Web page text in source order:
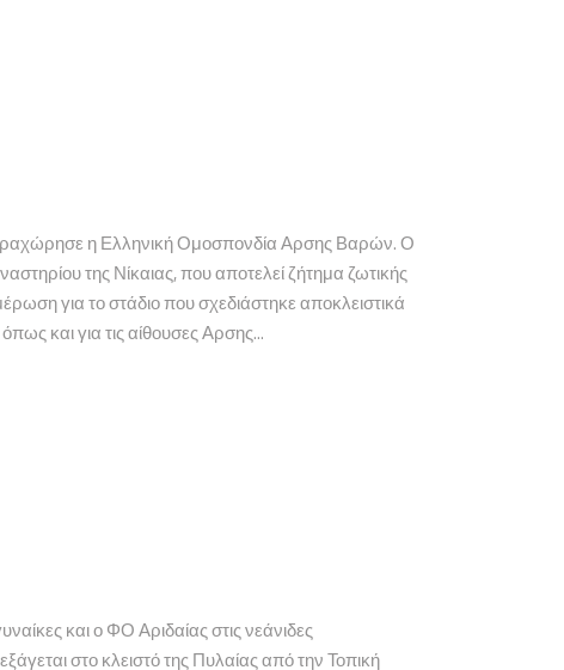
η Ελληνική Ομοσπονδία Αρσης Βαρών. Ο
της Νίκαιας, που αποτελεί ζήτημα ζωτικής
για το στάδιο που σχεδιάστηκε αποκλειστικά
και για τις αίθουσες Αρσης...
και ο ΦΟ Αριδαίας στις νεάνιδες
στο κλειστό της Πυλαίας από την Τοπική